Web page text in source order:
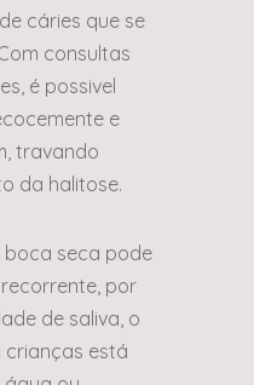
cáries que se
consultas
é possivel
e
travando
da halitose.
seca pode
por
de saliva, o
crianças está